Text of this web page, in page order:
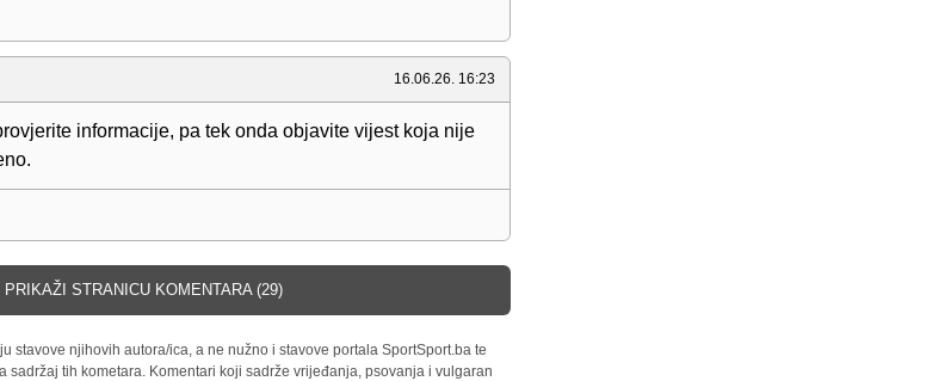
16.06.26. 16:23
informacije, pa tek onda objavite vijest koja nije
PRIKAŽI STRANICU KOMENTARA (29)
stavove njihovih autora/ica, a ne nužno i stavove portala SportSport.ba te
sadržaj tih kometara. Komentari koji sadrže vrijeđanja, psovanja i vulgaran